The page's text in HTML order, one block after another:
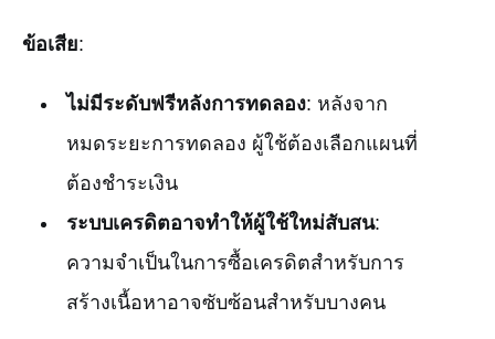
ข้อเสีย:
ไม่มีระดับฟรีหลังการทดลอง: หลังจาก
หมดระยะการทดลอง ผู้ใช้ต้องเลือกแผนที่
ต้องชำระเงิน
ระบบเครดิตอาจทำให้ผู้ใช้ใหม่สับสน:
ความจำเป็นในการซื้อเครดิตสำหรับการ
สร้างเนื้อหาอาจซับซ้อนสำหรับบางคน